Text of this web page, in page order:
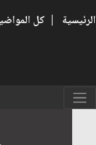
الرئيسية | كل